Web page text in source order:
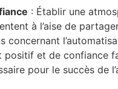
: Établir une
à l’aise de
concernant
positif et de confiance
pour le succès de